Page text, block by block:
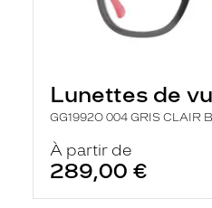
Lunettes de
GG1992O 004 GRIS CLAIR
À partir de
289,00 €